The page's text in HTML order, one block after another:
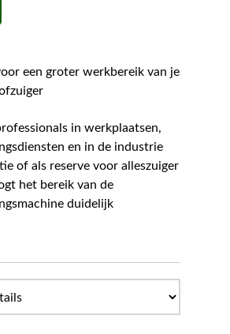
een groter werkbereik van je
in werkplaatsen,
en in de industrie
of als reserve voor alleszuiger
het bereik van de
duidelijk